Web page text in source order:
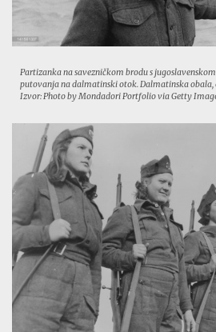
Partizanka na savezničkom brodu s
putovanja na dalmatinski otok. Dalmatinska obala,
Izvor: Photo by Mondadori Portfolio via Getty